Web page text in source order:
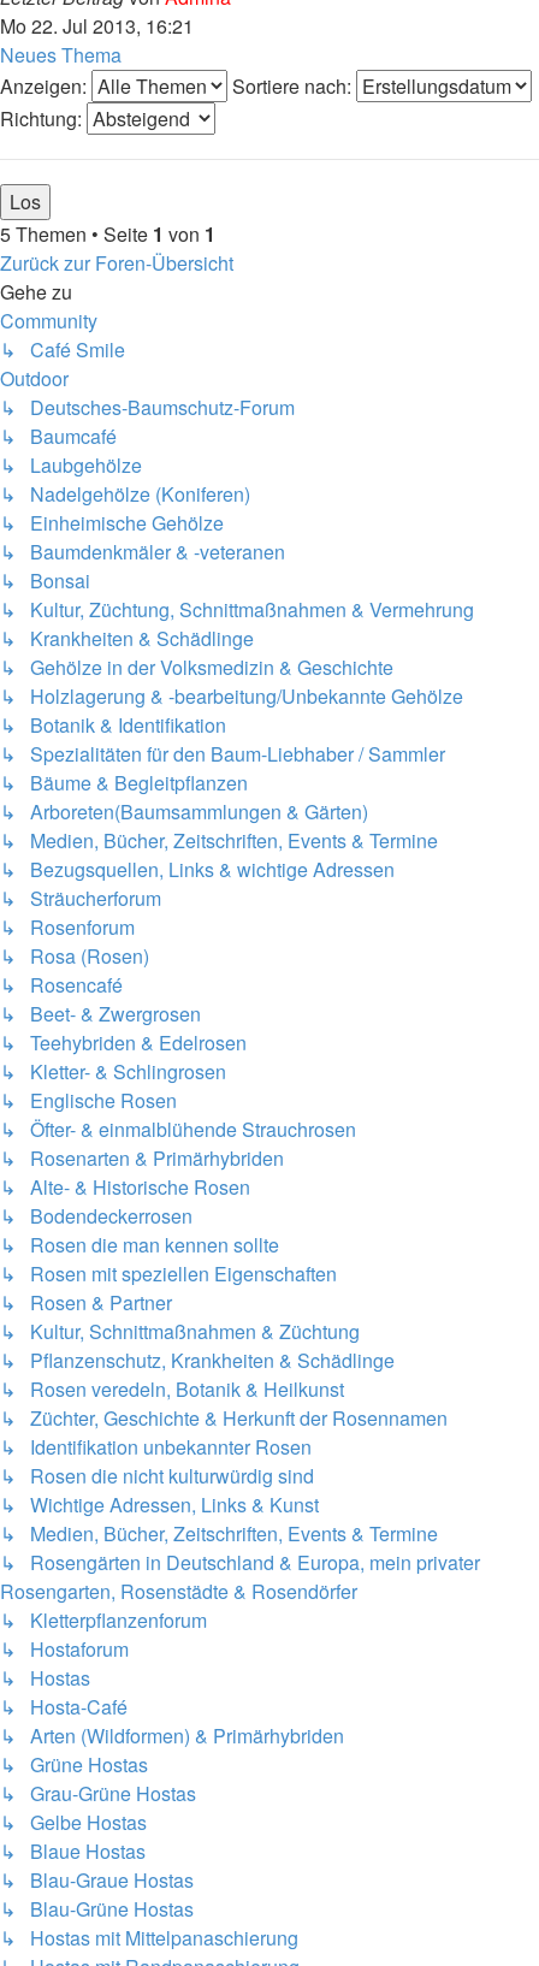
Mo 22. Jul 2013, 16:21
Neues Thema
Anzeigen:
Sortiere nach:
Richtung:
5 Themen • Seite 1 von 1
Zurück zur Foren-Übersicht
Gehe zu
Community
↳ Café Smile
Outdoor
↳ Deutsches-Baumschutz-Forum
↳ Baumcafé
↳ Laubgehölze
↳ Nadelgehölze (Koniferen)
↳ Einheimische Gehölze
↳ Baumdenkmäler & -veteranen
↳ Bonsai
↳ Kultur, Züchtung, Schnittmaßnahmen & Vermehrung
↳ Krankheiten & Schädlinge
↳ Gehölze in der Volksmedizin & Geschichte
↳ Holzlagerung & -bearbeitung/Unbekannte Gehölze
↳ Botanik & Identifikation
↳ Spezialitäten für den Baum-Liebhaber / Sammler
↳ Bäume & Begleitpflanzen
↳ Arboreten(Baumsammlungen & Gärten)
↳ Medien, Bücher, Zeitschriften, Events & Termine
↳ Bezugsquellen, Links & wichtige Adressen
↳ Sträucherforum
↳ Rosenforum
↳ Rosa (Rosen)
↳ Rosencafé
↳ Beet- & Zwergrosen
↳ Teehybriden & Edelrosen
↳ Kletter- & Schlingrosen
↳ Englische Rosen
↳ Öfter- & einmalblühende Strauchrosen
↳ Rosenarten & Primärhybriden
↳ Alte- & Historische Rosen
↳ Bodendeckerrosen
↳ Rosen die man kennen sollte
↳ Rosen mit speziellen Eigenschaften
↳ Rosen & Partner
↳ Kultur, Schnittmaßnahmen & Züchtung
↳ Pflanzenschutz, Krankheiten & Schädlinge
↳ Rosen veredeln, Botanik & Heilkunst
↳ Züchter, Geschichte & Herkunft der Rosennamen
↳ Identifikation unbekannter Rosen
↳ Rosen die nicht kulturwürdig sind
↳ Wichtige Adressen, Links & Kunst
↳ Medien, Bücher, Zeitschriften, Events & Termine
↳ Rosengärten in Deutschland & Europa, mein privater
Rosengarten, Rosenstädte & Rosendörfer
↳ Kletterpflanzenforum
↳ Hostaforum
↳ Hostas
↳ Hosta-Café
↳ Arten (Wildformen) & Primärhybriden
↳ Grüne Hostas
↳ Grau-Grüne Hostas
↳ Gelbe Hostas
↳ Blaue Hostas
↳ Blau-Graue Hostas
↳ Blau-Grüne Hostas
↳ Hostas mit Mittelpanaschierung